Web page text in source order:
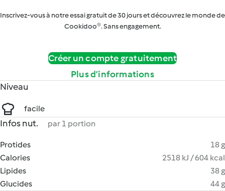
Inscrivez-vous à notre essai gratuit de 30 jours et découvrez le monde de
Cookidoo®. Sans engagement.
Créer un compte gratuitement
Plus d’informations
Niveau
facile
Infos nut. par 1 portion
Protides
18 g
Calories
2518 kJ / 604 kcal
Lipides
38 g
Glucides
44 g